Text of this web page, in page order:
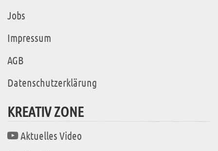
Jobs
Impressum
AGB
Datenschutzerklärung
KREATIV ZONE
Aktuelles Video